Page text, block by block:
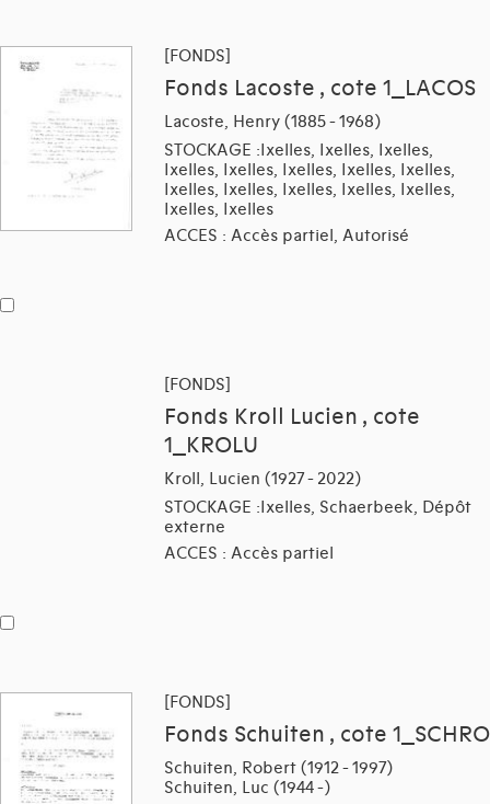
[FONDS]
Fonds Lacoste , cote 1_LACOS
Lacoste, Henry (1885 - 1968)
STOCKAGE :Ixelles, Ixelles, Ixelles,
Ixelles, Ixelles, Ixelles, Ixelles, Ixelles,
Ixelles, Ixelles, Ixelles, Ixelles, Ixelles,
Ixelles, Ixelles
ACCES : Accès partiel, Autorisé
[FONDS]
Fonds Kroll Lucien , cote
1_KROLU
Kroll, Lucien (1927 - 2022)
STOCKAGE :Ixelles, Schaerbeek, Dépôt
externe
ACCES : Accès partiel
[FONDS]
Fonds Schuiten , cote 1_SCHRO
Schuiten, Robert (1912 - 1997)
Schuiten, Luc (1944 -)